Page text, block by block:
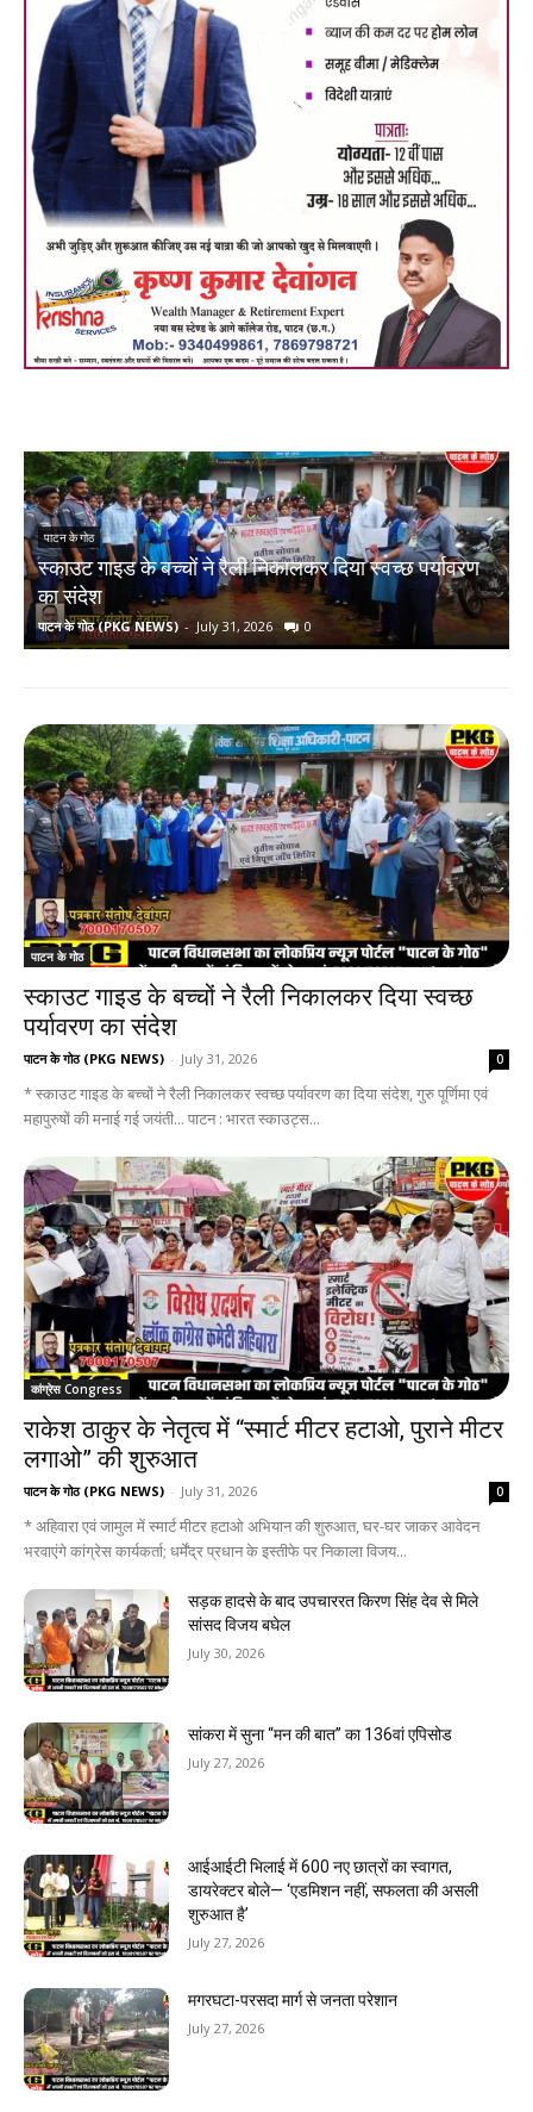
पाटन के गोठ
स्काउट गाइड के बच्चों ने रैली निकालकर दिया स्वच्छ पर्यावरण
का संदेश
पाटन के गोठ (PKG NEWS) - July 31, 2026 0
पाटन के गोठ
स्काउट गाइड के बच्चों ने रैली निकालकर दिया स्वच्छ
पर्यावरण का संदेश
पाटन के गोठ (PKG NEWS) - July 31, 2026 0
* स्काउट गाइड के बच्चों ने रैली निकालकर स्वच्छ पर्यावरण का दिया संदेश, गुरु पूर्णिमा एवं
महापुरुषों की मनाई गई जयंती... पाटन : भारत स्काउट्स...
कांग्रेस Congress
राकेश ठाकुर के नेतृत्व में “स्मार्ट मीटर हटाओ, पुराने मीटर
लगाओ” की शुरुआत
पाटन के गोठ (PKG NEWS) - July 31, 2026 0
* अहिवारा एवं जामुल में स्मार्ट मीटर हटाओ अभियान की शुरुआत, घर-घर जाकर आवेदन
भरवाएंगे कांग्रेस कार्यकर्ता; धर्मेंद्र प्रधान के इस्तीफे पर निकाला विजय...
सड़क हादसे के बाद उपचाररत किरण सिंह देव से मिले
सांसद विजय बघेल
July 30, 2026
सांकरा में सुना “मन की बात” का 136वां एपिसोड
July 27, 2026
आईआईटी भिलाई में 600 नए छात्रों का स्वागत,
डायरेक्टर बोले— ‘एडमिशन नहीं, सफलता की असली
शुरुआत है’
July 27, 2026
मगरघटा-परसदा मार्ग से जनता परेशान
July 27, 2026